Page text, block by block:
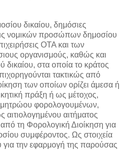
δικαίου, δημόσιες
νομικών προσώπων δημοσίου
ΟΤΑ και των
οργανισμούς, καθώς και
δικαίου, στα οποία το κράτος
τακτικώς από
των οποίων ορίζει άμεσα ή
πράξη ή ως μέτοχος,
μητρώου φορολογουμένων,
αιτήματος
τη Φορολογική Διοίκηση για
συμφέροντος. Ως στοιχεία
την εφαρμογή της παρούσας